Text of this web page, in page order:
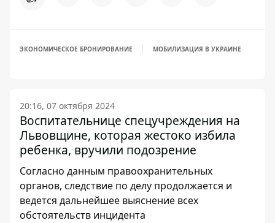
ЭКОНОМИЧЕСКОЕ БРОНИРОВАНИЕ МОБИЛИЗАЦИЯ В УКРАИНЕ
20:16, 07 октября 2024
Воспитательнице спецучреждения на
Львовщине, которая жестоко избила
ребенка, вручили подозрение
Согласно данным правоохранительных
органов, следствие по делу продолжается и
ведется дальнейшее выяснение всех
обстоятельств инцидента